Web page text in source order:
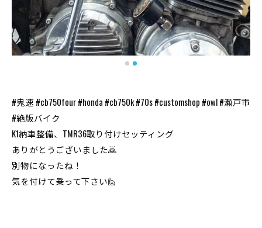
#鬼速 #cb750four #honda #cb750k #70s #customshop #owl #瀬戸市
#絶版バイク
K1納車整備、TMR36取り付けセッティング
ありがとうございました🙇
別物になったね！
気を付けて乗って下さい🙋